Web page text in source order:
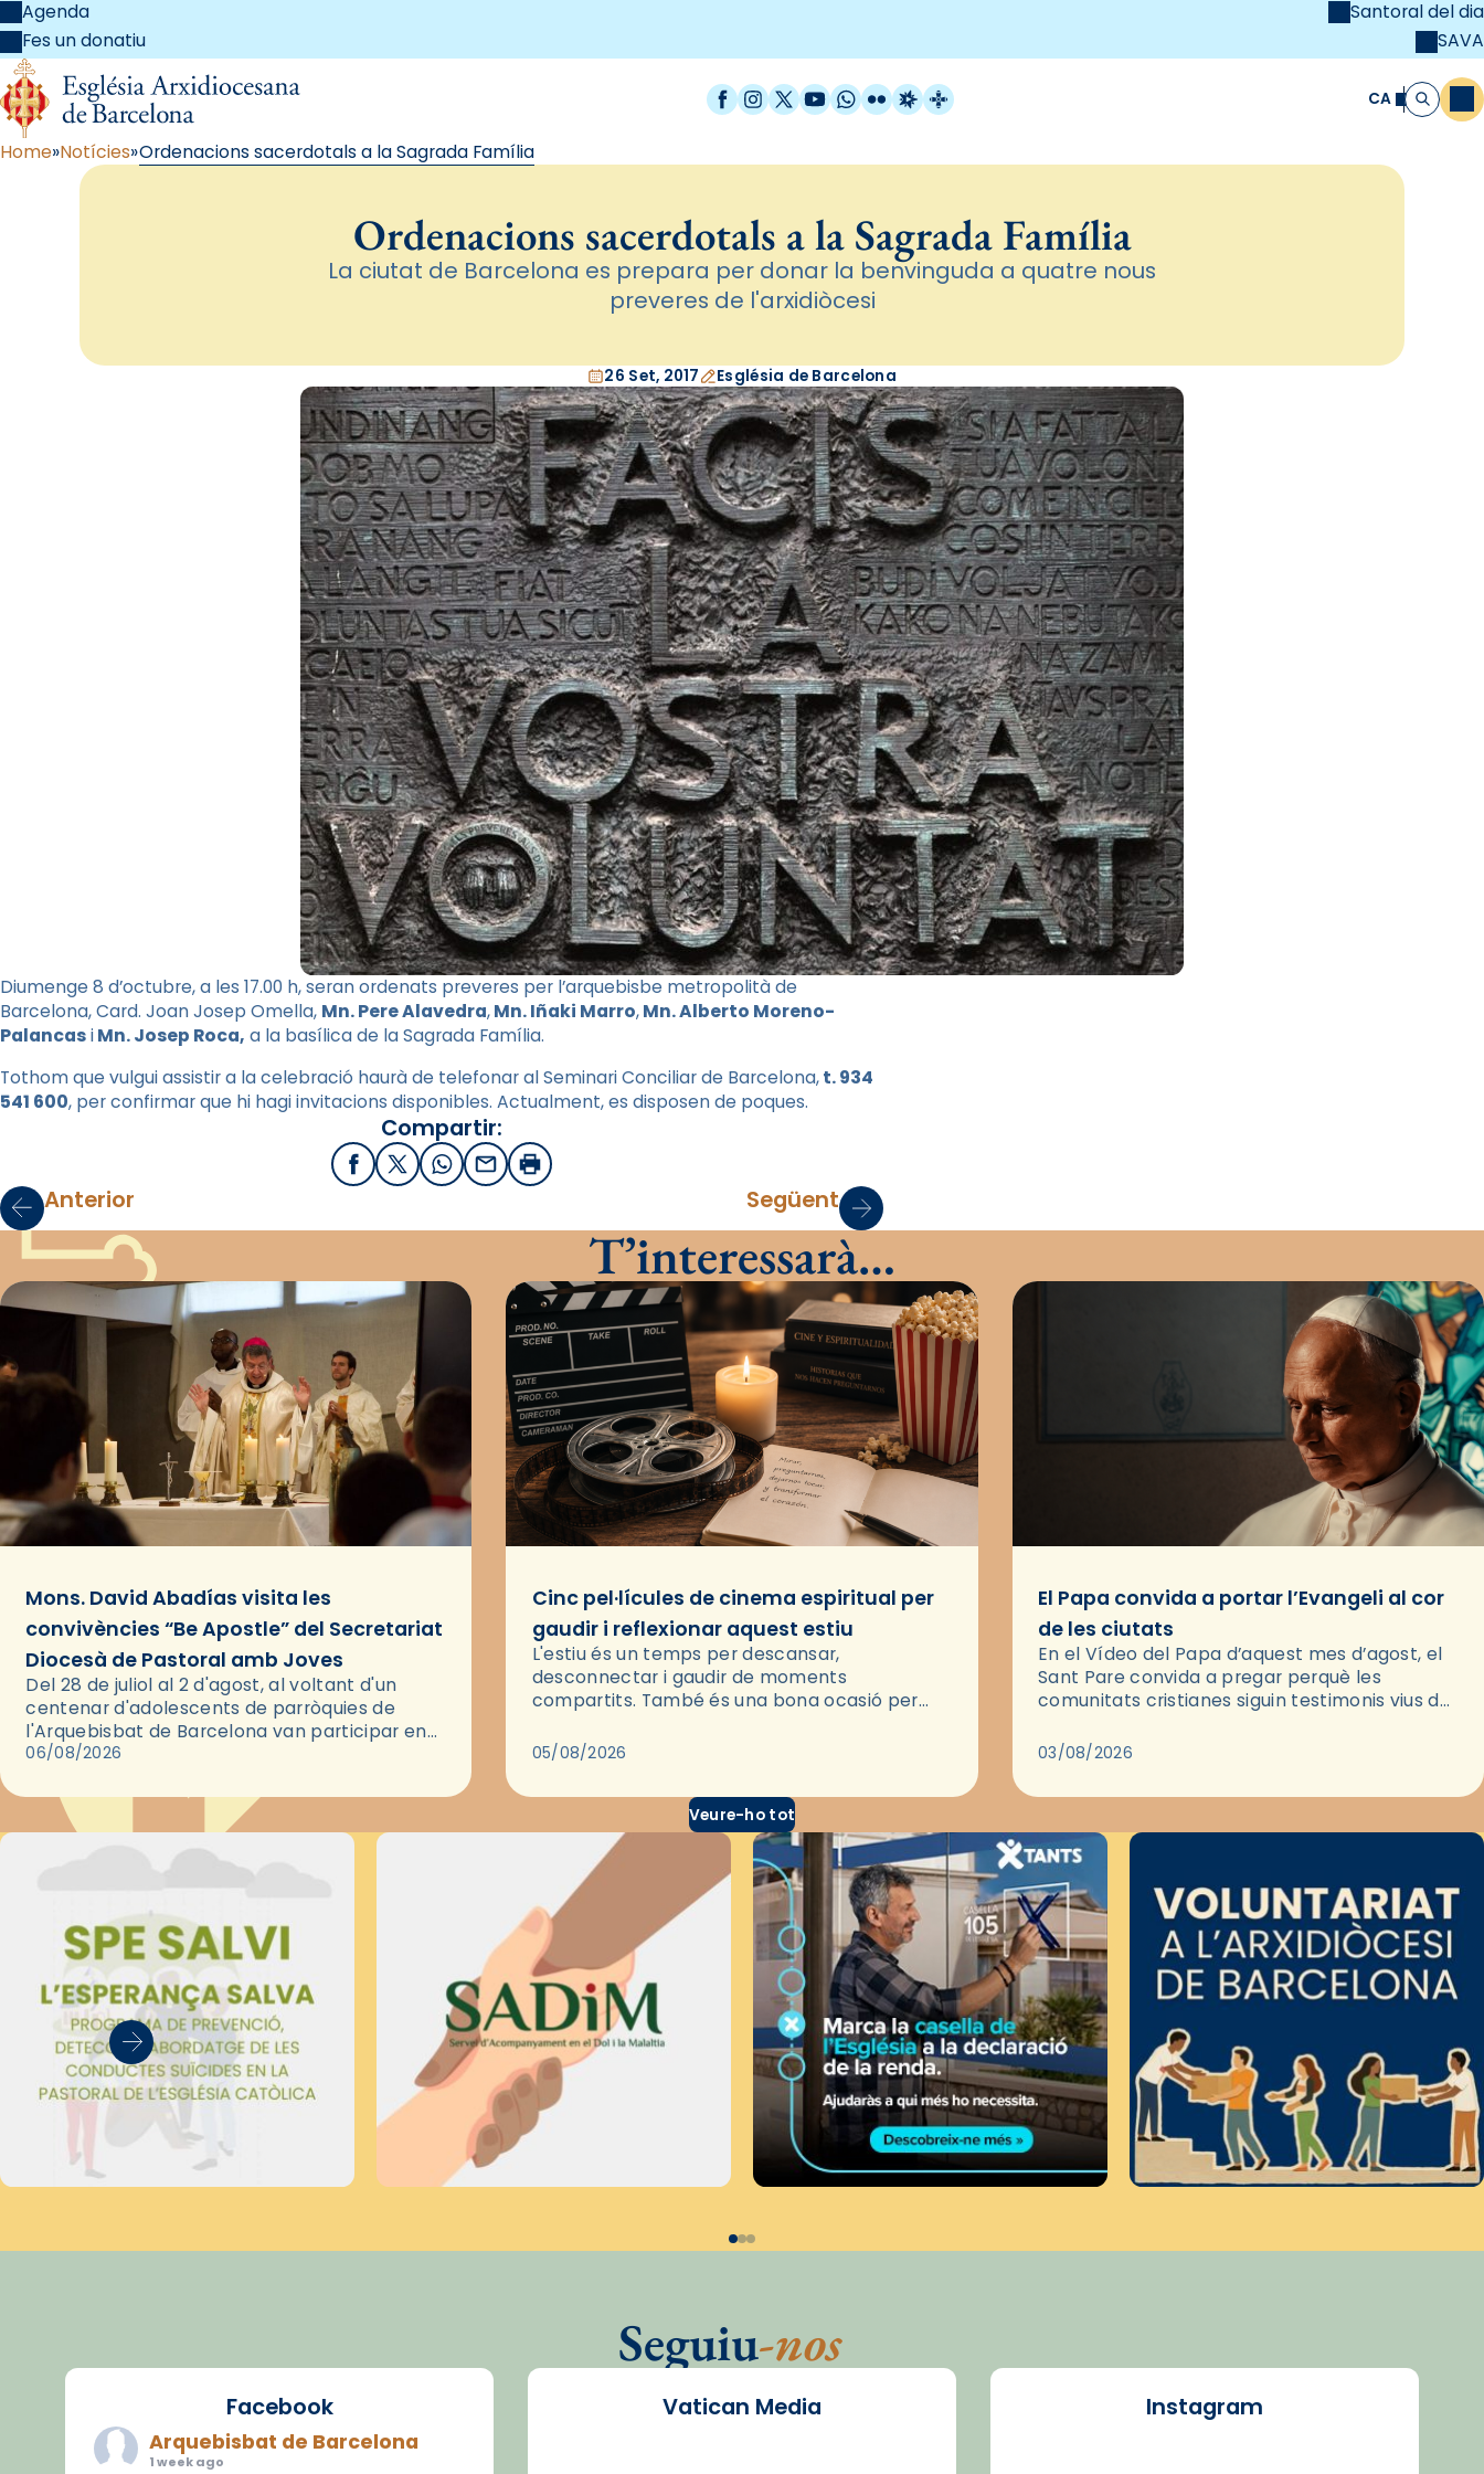
Agenda
Fes un donatiu
Santoral del dia
SAVA
Facebook
Instagram
X / Twitter
YouTube
WhatsApp
FlickrRadio Estel
Catalunya Cristiana CA Cerca
Home Notícies Ordenacions sacerdotals a la Sagrada Família
Ordenacions sacerdotals a la Sagrada Família
La ciutat de Barcelona es prepara per donar la benvinguda a quatre nous
preveres de l'arxidiòcesi
26 Set, 2017 Església de Barcelona
Diumenge 8 d’octubre, a les 17.00 h, seran ordenats preveres per l’arquebisbe metropolità de
Barcelona, Card. Joan Josep Omella, Mn. Pere Alavedra,Mn. Iñaki Marro,Mn. Alberto Moreno-
PalancasiMn. Josep Roca, a la basílica de la Sagrada Família.
Tothom que vulgui assistir a la celebració haurà de telefonar al Seminari Conciliar de Barcelona,t. 934
541 600, per confirmar que hi hagi invitacions disponibles. Actualment, es disposen de poques.
Compartir:
FacebookX / Twitter
WhatsApp
EmailImprimir
Anterior Següent
T’interessarà…
Mons. David Abadías visita les
convivències “Be Apostle” del Secretariat
Diocesà de Pastoral amb Joves
Del 28 de juliol al 2 d'agost, al voltant d'un
centenar d'adolescents de parròquies de
l'Arquebisbat de Barcelona van participar en
les convivències Be Apostle, organitzades pel
06/08/2026
Cinc pel·lícules de cinema espiritual per
gaudir i reflexionar aquest estiu
L'estiu és un temps per descansar,
desconnectar i gaudir de moments
compartits. També és una bona ocasió per
través del cinema, reflexionar sobre les…
05/08/2026
El Papa convida a portar l’Evangeli al cor
de les ciutats
En el Vídeo del Papa d’aquest mes d’agost, el
Sant Pare convida a pregar perquè les
comunitats cristianes siguin testimonis vius de
pregària, el…
03/08/2026
Veure-ho tot
Seguiu-nos
Facebook
Arquebisbat de Barcelona
1 week ago
Vatican Media Instagram